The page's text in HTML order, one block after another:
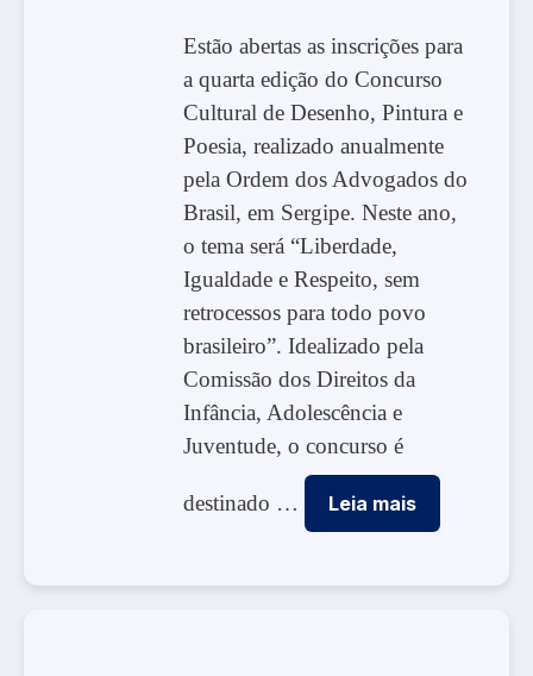
Estão abertas as inscrições para
a quarta edição do Concurso
Cultural de Desenho, Pintura e
Poesia, realizado anualmente
pela Ordem dos Advogados do
Brasil, em Sergipe. Neste ano,
o tema será “Liberdade,
Igualdade e Respeito, sem
retrocessos para todo povo
brasileiro”. Idealizado pela
Comissão dos Direitos da
Infância, Adolescência e
Juventude, o concurso é
destinado … Leia mais